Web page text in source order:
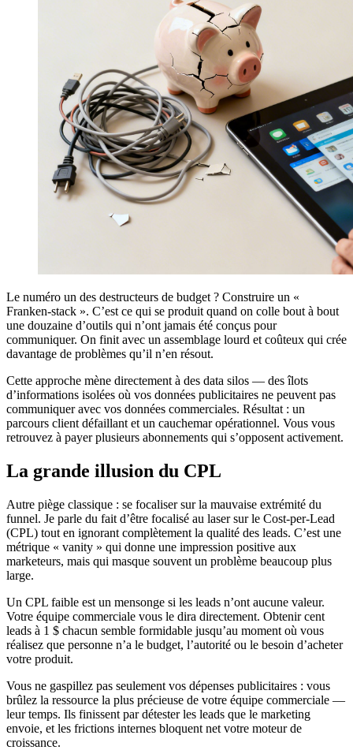
Le numéro un des destructeurs de budget ? Construire un «
Franken-stack ». C’est ce qui se produit quand on colle bout à bout
une douzaine d’outils qui n’ont jamais été conçus pour
communiquer. On finit avec un assemblage lourd et coûteux qui crée
davantage de problèmes qu’il n’en résout.
Cette approche mène directement à des data silos — des îlots
d’informations isolées où vos données publicitaires ne peuvent pas
communiquer avec vos données commerciales. Résultat : un
parcours client défaillant et un cauchemar opérationnel. Vous vous
retrouvez à payer plusieurs abonnements qui s’opposent activement.
La grande illusion du CPL
Autre piège classique : se focaliser sur la mauvaise extrémité du
funnel. Je parle du fait d’être focalisé au laser sur le Cost-per-Lead
(CPL) tout en ignorant complètement la qualité des leads. C’est une
métrique « vanity » qui donne une impression positive aux
marketeurs, mais qui masque souvent un problème beaucoup plus
large.
Un CPL faible est un mensonge si les leads n’ont aucune valeur.
Votre équipe commerciale vous le dira directement. Obtenir cent
leads à 1 $ chacun semble formidable jusqu’au moment où vous
réalisez que personne n’a le budget, l’autorité ou le besoin d’acheter
votre produit.
Vous ne gaspillez pas seulement vos dépenses publicitaires : vous
brûlez la ressource la plus précieuse de votre équipe commerciale —
leur temps. Ils finissent par détester les leads que le marketing
envoie, et les frictions internes bloquent net votre moteur de
croissance.